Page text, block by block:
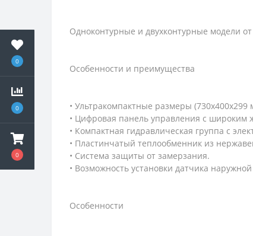
0
0
0
Одноконтурные и двухконтурные модели от
Особенности и преимущества
• Ультракомпактные размеры (730x400x299
• Цифровая панель управления с широким
• Компактная гидравлическая группа с
• Пластинчатый теплообменник из
• Система защиты от замерзания.
• Возможность установки датчика
Особенности